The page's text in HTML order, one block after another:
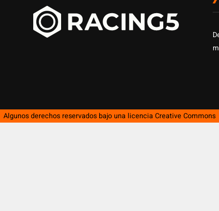
Algunos derechos reservados bajo una licencia Creative Commons